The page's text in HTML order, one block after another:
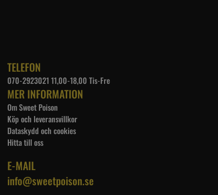
TELEFON
070-2923021 11,00-18,00 Tis-Fre
MER INFORMATION
Om Sweet Poison
Köp och leveransvillkor
Dataskydd och cookies
Hitta till oss
E-MAIL
info@sweetpoison.se